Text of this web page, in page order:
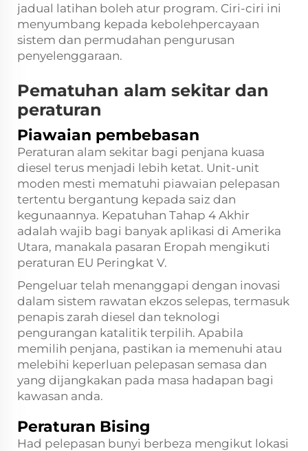
jadual latihan boleh atur program. Ciri-ciri ini
menyumbang kepada kebolehpercayaan
sistem dan permudahan pengurusan
penyelenggaraan.
Pematuhan alam sekitar dan
peraturan
Piawaian pembebasan
Peraturan alam sekitar bagi penjana kuasa
diesel terus menjadi lebih ketat. Unit-unit
moden mesti mematuhi piawaian pelepasan
tertentu bergantung kepada saiz dan
kegunaannya. Kepatuhan Tahap 4 Akhir
adalah wajib bagi banyak aplikasi di Amerika
Utara, manakala pasaran Eropah mengikuti
peraturan EU Peringkat V.
Pengeluar telah menanggapi dengan inovasi
dalam sistem rawatan ekzos selepas, termasuk
penapis zarah diesel dan teknologi
pengurangan katalitik terpilih. Apabila
memilih penjana, pastikan ia memenuhi atau
melebihi keperluan pelepasan semasa dan
yang dijangkakan pada masa hadapan bagi
kawasan anda.
Peraturan Bising
Had pelepasan bunyi berbeza mengikut lokasi